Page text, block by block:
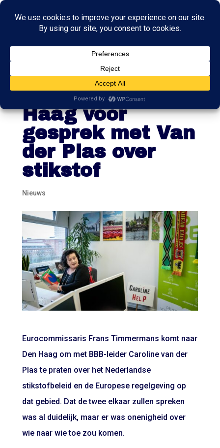
Timmermans
toch naar Den
Haag voor
gesprek met Van
der Plas over
stikstof
Nieuws
Eurocommissaris Frans Timmermans komt naar
Den Haag om met BBB-leider Caroline van der
Plas te praten over het Nederlandse
stikstofbeleid en de Europese regelgeving op
dat gebied. Dat de twee elkaar zullen spreken
was al duidelijk, maar er was onenigheid over
wie naar wie toe zou komen.